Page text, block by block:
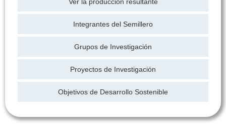
Integrantes del Semillero
Grupos de Investigación
Proyectos de Investigación
Objetivos de Desarrollo Sostenible